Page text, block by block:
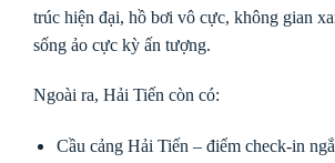
trúc hiện đại, hồ bơi vô cực, không gian
sống ảo cực kỳ ấn tượng.
Ngoài ra, Hải Tiến còn có:
Cầu cảng Hải Tiến – điểm check-in